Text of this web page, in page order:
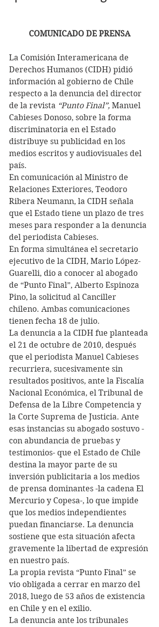
COMUNICADO DE PRENSA
La Comisión Interamericana de
Derechos Humanos (CIDH) pidió
información al gobierno de Chile
respecto a la denuncia del director
de la revista “Punto Final”, Manuel
Cabieses Donoso, sobre la forma
discriminatoria en el Estado
distribuye su publicidad en los
medios escritos y audiovisuales del
país.
En comunicación al Ministro de
Relaciones Exteriores, Teodoro
Ribera Neumann, la CIDH señala
que el Estado tiene un plazo de tres
meses para responder a la denuncia
del periodista Cabieses.
En forma simultánea el secretario
ejecutivo de la CIDH, Mario López-
Guarelli, dio a conocer al abogado
de “Punto Final”, Alberto Espinoza
Pino, la solicitud al Canciller
chileno. Ambas comunicaciones
tienen fecha 18 de julio.
La denuncia a la CIDH fue planteada
el 21 de octubre de 2010, después
que el periodista Manuel Cabieses
recurriera, sucesivamente sin
resultados positivos, ante la Fiscalía
Nacional Económica, el Tribunal de
Defensa de la Libre Competencia y
la Corte Suprema de Justicia. Ante
esas instancias su abogado sostuvo -
con abundancia de pruebas y
testimonios- que el Estado de Chile
destina la mayor parte de su
inversión publicitaria a los medios
de prensa dominantes -la cadena El
Mercurio y Copesa-, lo que impide
que los medios independientes
puedan financiarse. La denuncia
sostiene que esta situación afecta
gravemente la libertad de expresión
en nuestro país.
La propia revista “Punto Final” se
vio obligada a cerrar en marzo del
2018, luego de 53 años de existencia
en Chile y en el exilio.
La denuncia ante los tribunales